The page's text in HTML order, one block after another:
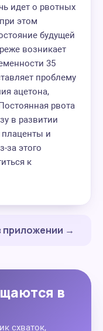
идет о рвотных
этом
будущей
возникает
35
проблему
ацетона,
рвота
в развитии
и
за этого
к
приложении →
в
схваток,